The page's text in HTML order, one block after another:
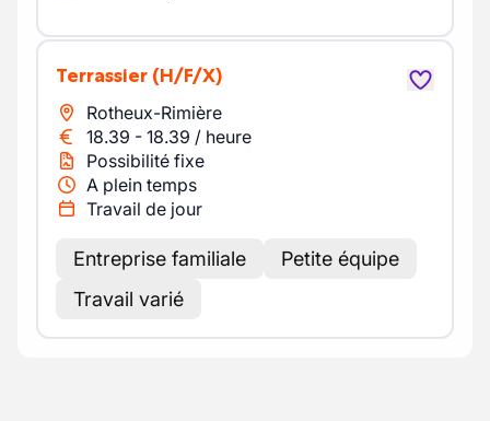
Terrassier (H/F/X)
Rotheux-Rimière
18.39 - 18.39 / heure
Possibilité fixe
A plein temps
Travail de jour
Entreprise familiale
Petite équipe
Travail varié